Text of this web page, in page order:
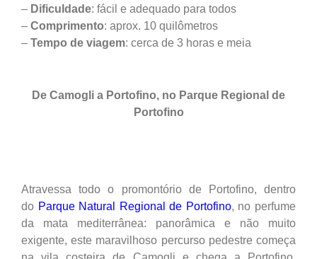
– Dificuldade: fácil e adequado para todos
– Comprimento: aprox. 10 quilômetros
– Tempo de viagem: cerca de 3 horas e meia
De Camogli a Portofino, no Parque Regional de
Portofino
Atravessa todo o promontório de Portofino, dentro
do Parque Natural Regional de Portofino, no perfume
da mata mediterrânea: panorâmica e não muito
exigente, este maravilhoso percurso pedestre começa